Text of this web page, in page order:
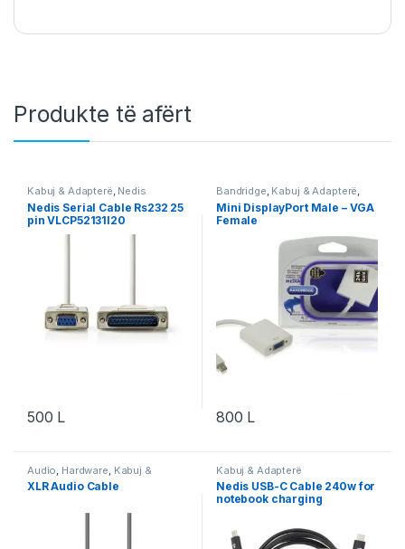
Produkte të afërt
Kabuj & Adapterë, Nedis
Nedis Serial Cable Rs232 25
pin VLCP52131I20
500 L
Bandridge, Kabuj & Adapterë,
Kabuj & Adapterë DisplayPort,
VGA & DVI
Mini DisplayPort Male – VGA
Female
800 L
Audio Hardware Kabuj &
Adapterë, Nedis ,Video & Audio
Video & Audio
XLR Audio Cable
Kabuj & Adapterë
Nedis USB-C Cable 240w for
notebook charging